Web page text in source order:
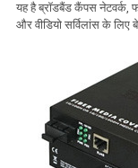
यह है ब्रॉडबैंड कैंपस नेटवर्क,
और वीडियो सर्विलांस के